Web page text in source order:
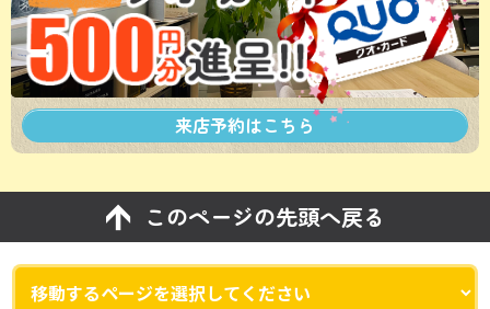
来店予約はこちら
このページの先頭へ戻る